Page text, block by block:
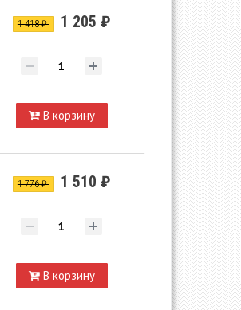
1 418 ₽ 1 205 ₽
В корзину
1 776 ₽ 1 510 ₽
В корзину